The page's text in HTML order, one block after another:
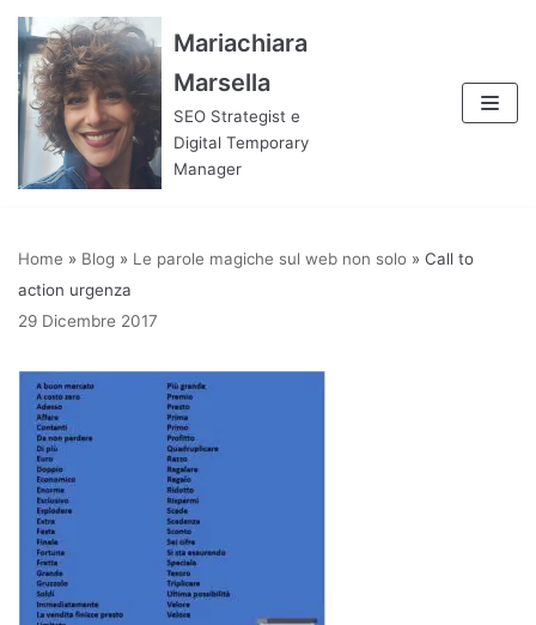
Vai
al
contenuto
Mariachiara
Marsella
SEO Strategist e
Digital Temporary
Manager
Home » Blog » Le parole magiche sul web non solo » Call to
action urgenza
29 Dicembre 2017